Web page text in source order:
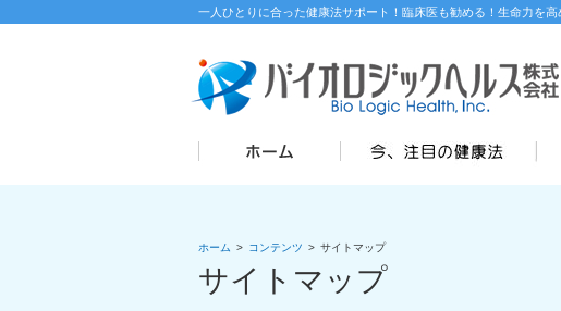
一人ひとりに合った健康法サポート！臨床医も勧める！生命力を
ホーム > コンテンツ > サイトマップ
サイトマップ